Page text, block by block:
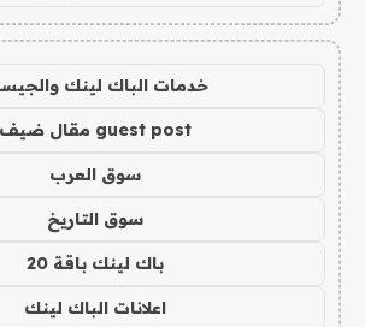
خدمات الباك لينك
guest post مقال ضيف
سوق العرب
سوق التاريخ
باك لينك باقة 20
اعلانات الباك لينك